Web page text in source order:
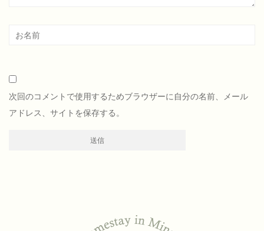
次回のコメントで使用するためブラウザーに自分の名前、メール
アドレス、サイトを保存する。